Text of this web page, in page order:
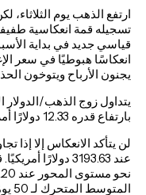
ارتفع الذهب يوم الثلاثاء،
تسجيله قمة انعكاسية
قياسي جديد في بداية
انعكاسًا هبوطيًا في سعر
يجنون الأرباح ويتوخون
بارتفاع قدره 12.33 دولارًا أمريكيًا، أو بنسبة +0.38%.
لن يتأكد الانعكاس إلا إذا
عند 3193.63